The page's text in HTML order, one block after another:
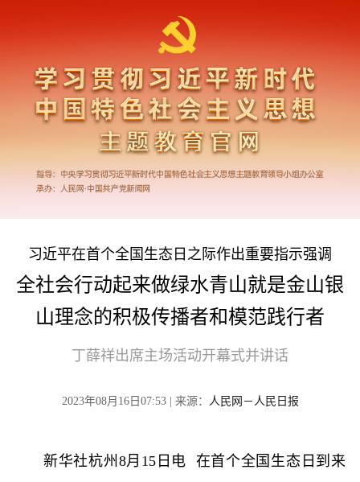
习近平在首个全国生态日之际作出重要指示强调
全社会行动起来做绿水青山就是金山银
山理念的积极传播者和模范践行者
丁薛祥出席主场活动开幕式并讲话
2023年08月16日07:53 | 来源： 人民网－人民日报
新华社杭州8月15日电 在首个全国生态日到来